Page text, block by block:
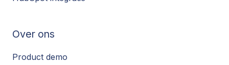
Over ons
Product demo